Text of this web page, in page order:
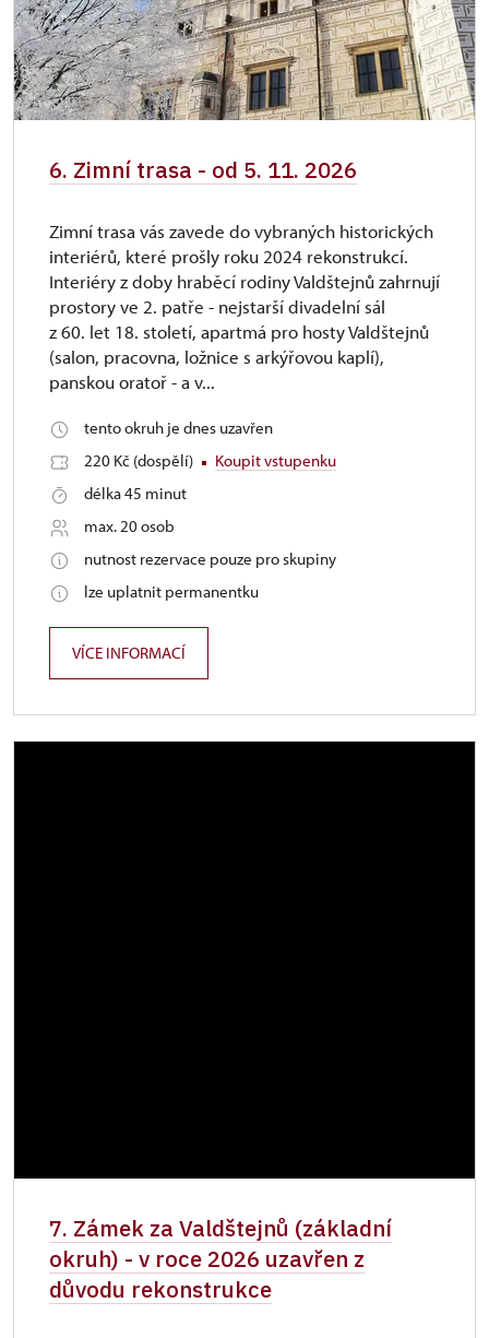
6. Zimní trasa - od 5. 11. 2026
Zimní trasa vás zavede do vybraných historických
interiérů, které prošly roku 2024 rekonstrukcí.
Interiéry z doby hraběcí rodiny Valdštejnů zahrnují
prostory ve 2. patře - nejstarší divadelní sál
z 60. let 18. století, apartmá pro hosty Valdštejnů
(salon, pracovna, ložnice s arkýřovou kaplí),
panskou oratoř - a v...
tento okruh je dnes uzavřen
220 Kč (dospělí)
Koupit vstupenku
délka 45 minut
max. 20 osob
nutnost rezervace pouze pro skupiny
lze uplatnit permanentku
VÍCE INFORMACÍ
7. Zámek za Valdštejnů (základní
okruh) - v roce 2026 uzavřen z
důvodu rekonstrukce